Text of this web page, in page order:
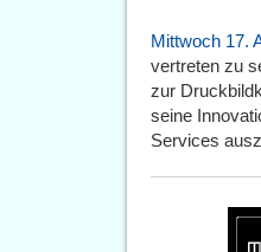
Mittwoch 17.
vertreten zu
zur
seine
Services